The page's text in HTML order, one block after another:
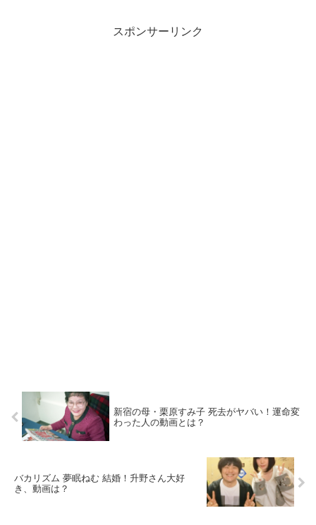
スポンサーリンク
新宿の母・栗原すみ子 死去がヤバい！運命変
わった人の動画とは？
バカリズム 夢眠ねむ 結婚！升野さん大好
き、動画は？